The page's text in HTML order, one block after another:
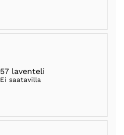
57 laventeli
Ei saatavilla